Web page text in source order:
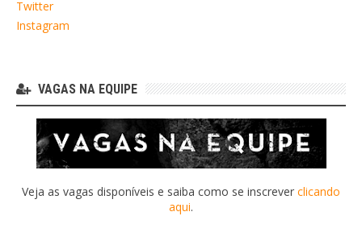
Twitter
Instagram
VAGAS NA EQUIPE
Veja as vagas disponíveis e saiba como se inscrever clicando
aqui.